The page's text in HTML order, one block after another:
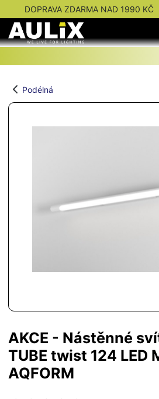
DOPRAVA ZDARMA NAD 1990 KČ
Podélná
AKCE - Nástěnné
TUBE twist 124 LED
AQFORM